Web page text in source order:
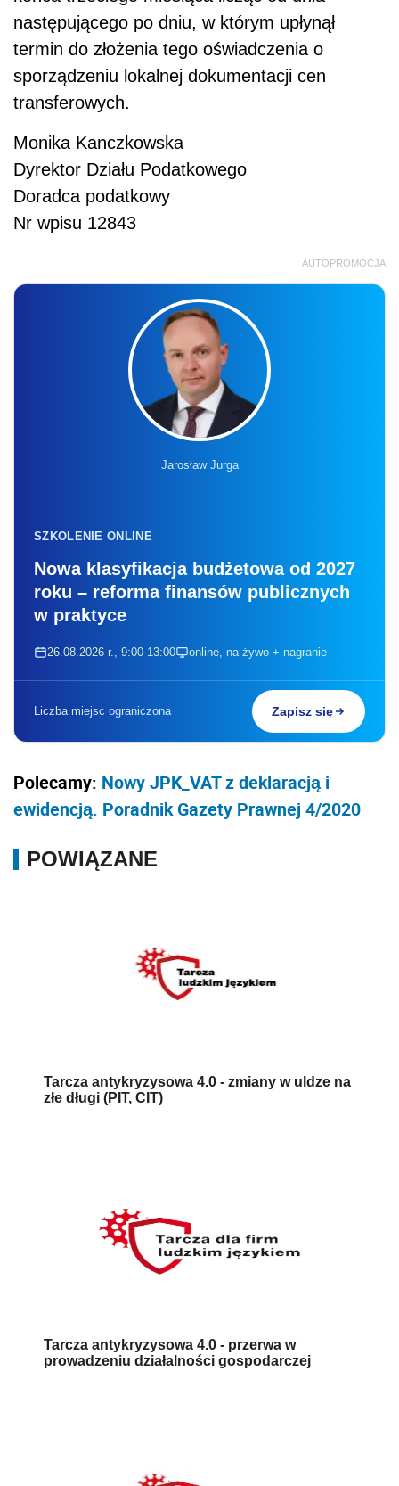
następującego po dniu, w którym upłynął
termin do złożenia tego oświadczenia o
sporządzeniu lokalnej dokumentacji cen
transferowych.
Monika Kanczkowska
Dyrektor Działu Podatkowego
Doradca podatkowy
Nr wpisu 12843
AUTOPROMOCJA
Jarosław Jurga
SZKOLENIE ONLINE
Nowa klasyfikacja budżetowa od 2027
roku – reforma finansów publicznych
w praktyce
26.08.2026 r., 9:00-13:00 online, na żywo + nagranie
Liczba miejsc ograniczona Zapisz się
Polecamy: Nowy JPK_VAT z deklaracją i
ewidencją. Poradnik Gazety Prawnej 4/2020
POWIĄZANE
Tarcza antykryzysowa 4.0 - zmiany w uldze na
złe długi (PIT, CIT)
Tarcza antykryzysowa 4.0 - przerwa w
prowadzeniu działalności gospodarczej